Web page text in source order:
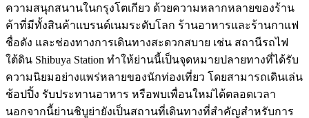
ความสนุกสนานในกรุงโตเกียว ด้วยความหลากหลายของร้าน
ค้าที่มีทั้งสินค้าแบรนด์เนมระดับโลก ร้านอาหารและร้านกาแฟ
ชื่อดัง และช่องทางการเดินทางสะดวกสบาย เช่น สถานีรถไฟ
ใต้ดิน Shibuya Station ทำให้ย่านนี้เป็นจุดหมายปลายทางที่ได้รับ
ความนิยมอย่างแพร่หลายของนักท่องเที่ยว โดยสามารถเดินเล่น
ช้อปปิ้ง รับประทานอาหาร หรือพบเพื่อนใหม่ได้ตลอดเวลา
นอกจากนี้ย่านชิบูย่ายังเป็นสถานที่เดินทางที่สำคัญสำหรับการ